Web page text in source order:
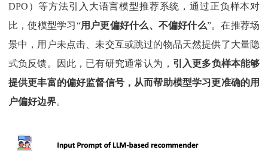
DPO）等方法引入大语言模型推荐系统，通过正负样本对
比，使模型学习“用户更偏好什么、不偏好什么”。在推荐场
景中，用户未点击、未交互或跳过的物品天然提供了大量隐
式负反馈。因此，已有研究通常认为， 引入更多负样本能够
提供更丰富的偏好监督信号，从而帮助模型学习更准确的用
户偏好边界。